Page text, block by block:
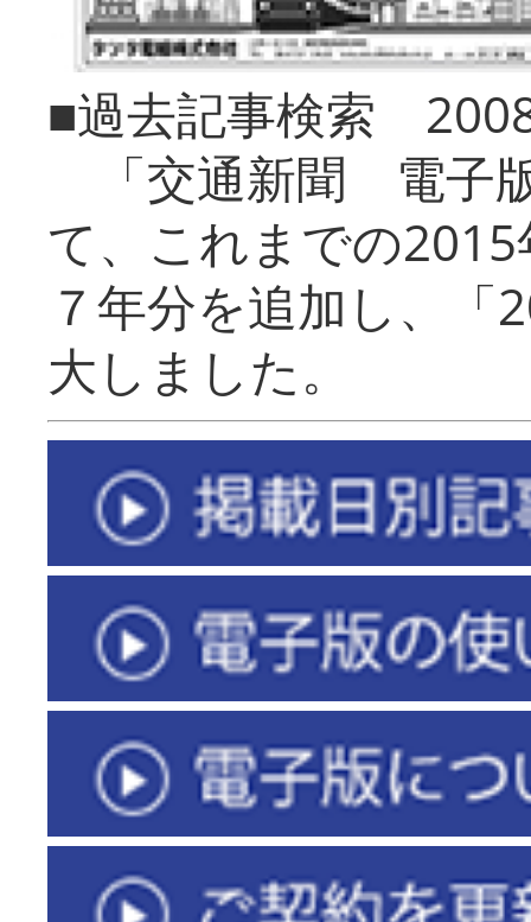
■過去記事検索
「交通新聞 電子
て、これまでの
７年分を追加し、「
大しまし